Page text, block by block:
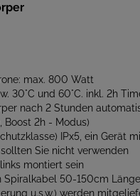
max. 800 Watt
30°C und 60°C. inkl. 2h
nach 2 Stunden
Boost 2h - Modus)
IPx5, ein Gerät
Sie nicht verwenden
montiert sein
Spiralkabel 50-150cm
u.s.w.) werden